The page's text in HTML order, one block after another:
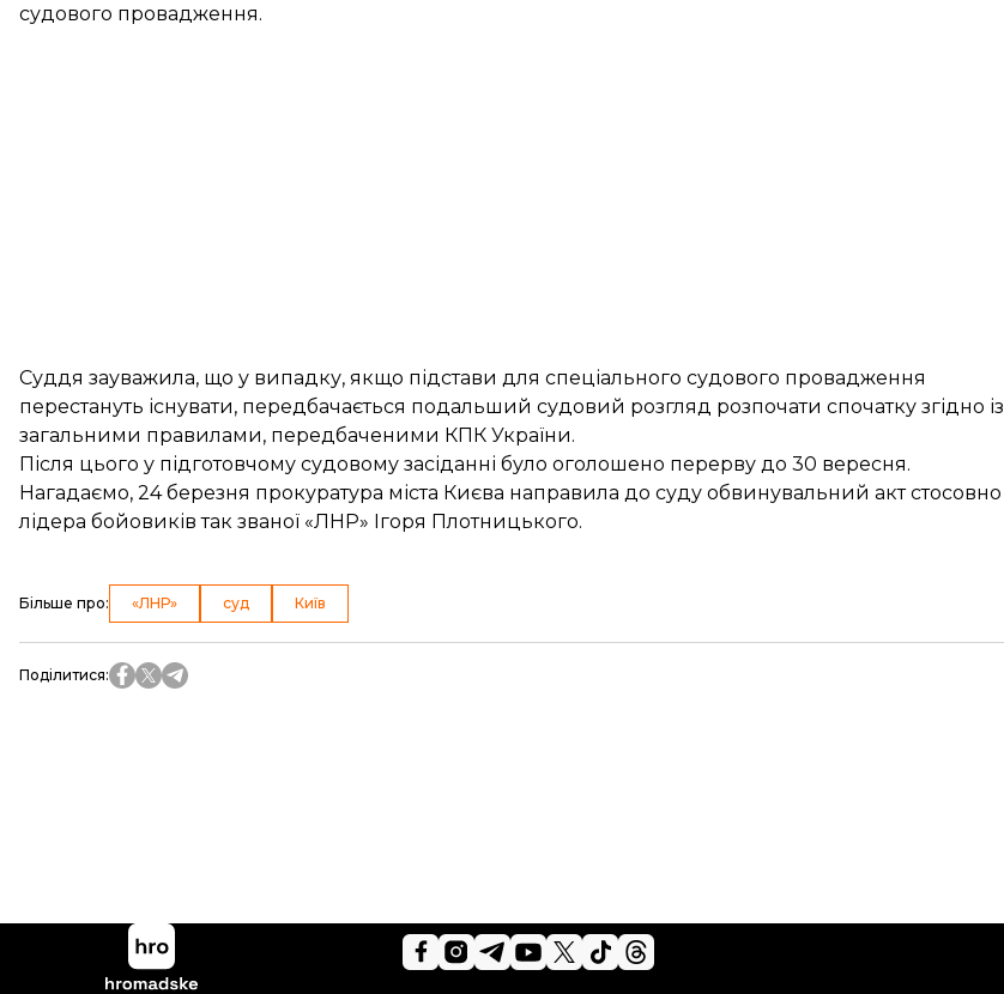
судового провадження.
Суддя зауважила, що у випадку, якщо підстави для спеціального судового провадження
перестануть існувати, передбачається подальший судовий розгляд розпочати спочатку згідно із
загальними правилами, передбаченими КПК України.
Після цього у підготовчому судовому засіданні було оголошено перерву до 30 вересня.
Нагадаємо, 24 березня прокуратура міста Києва направила до суду обвинувальний акт стосовно
лідера бойовиків так званої «ЛНР» Ігоря Плотницького.
Більше про: «ЛНР» суд Київ
Поділитися: